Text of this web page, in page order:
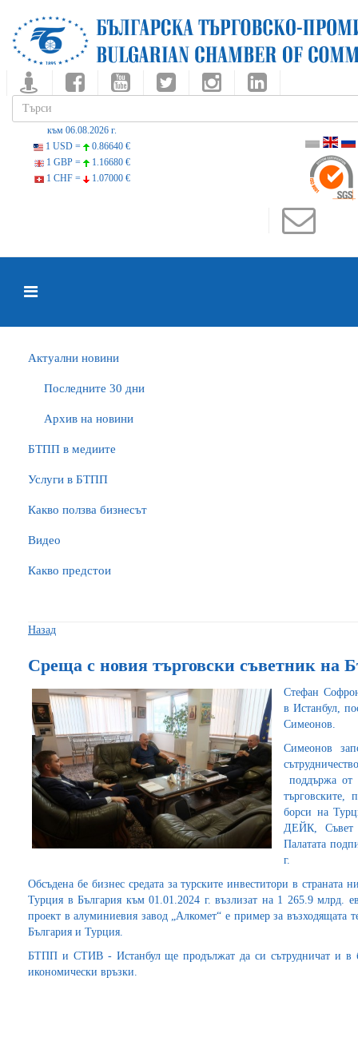
към 06.08.2026 г.
1 USD =
0.86640 €
1 GBP =
1.16680 €
1 CHF =
1.07000 €
Актуални новини
Последните 30 дни
Архив на новини
БTПП в медиите
Услуги в БТПП
Какво ползва бизнесът
Видео
Какво предстои
Назад
Среща с новия търговски съветник на
Стефан
в Истанбул,
Симеонов.
Симеонов
поддържа
търговските,
борси на
ДЕЙК, Съвет
Палатата
г.
Обсъдена бе бизнес средата за турските инвеститори в
Турция в България към 01.01.2024 г. възлизат на 1 265.9 млрд.
проект в алуминиевия завод „Алкомет“ е пример за
България и Турция.
БТПП и СТИВ - Истанбул ще продължат да си сътрудничат и в
икономически връзки.